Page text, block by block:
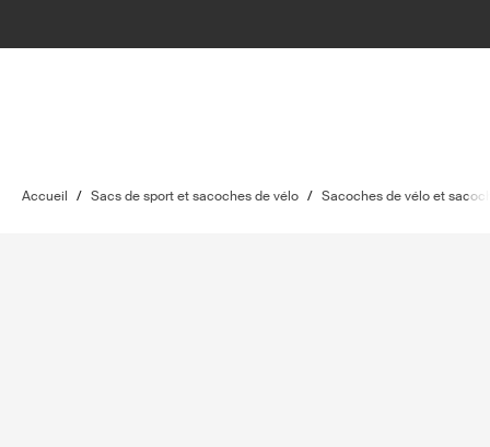
Accueil / Sacs de sport et sacoches de vélo / Sacoches de vélo et